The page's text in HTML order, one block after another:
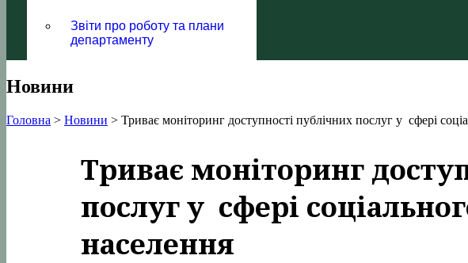
Звіти про роботу та плани
департаменту
Новини
Головна > Новини > Триває моніторинг доступності публічних послуг у сфері
Триває моніторинг
послуг у сфері
населення